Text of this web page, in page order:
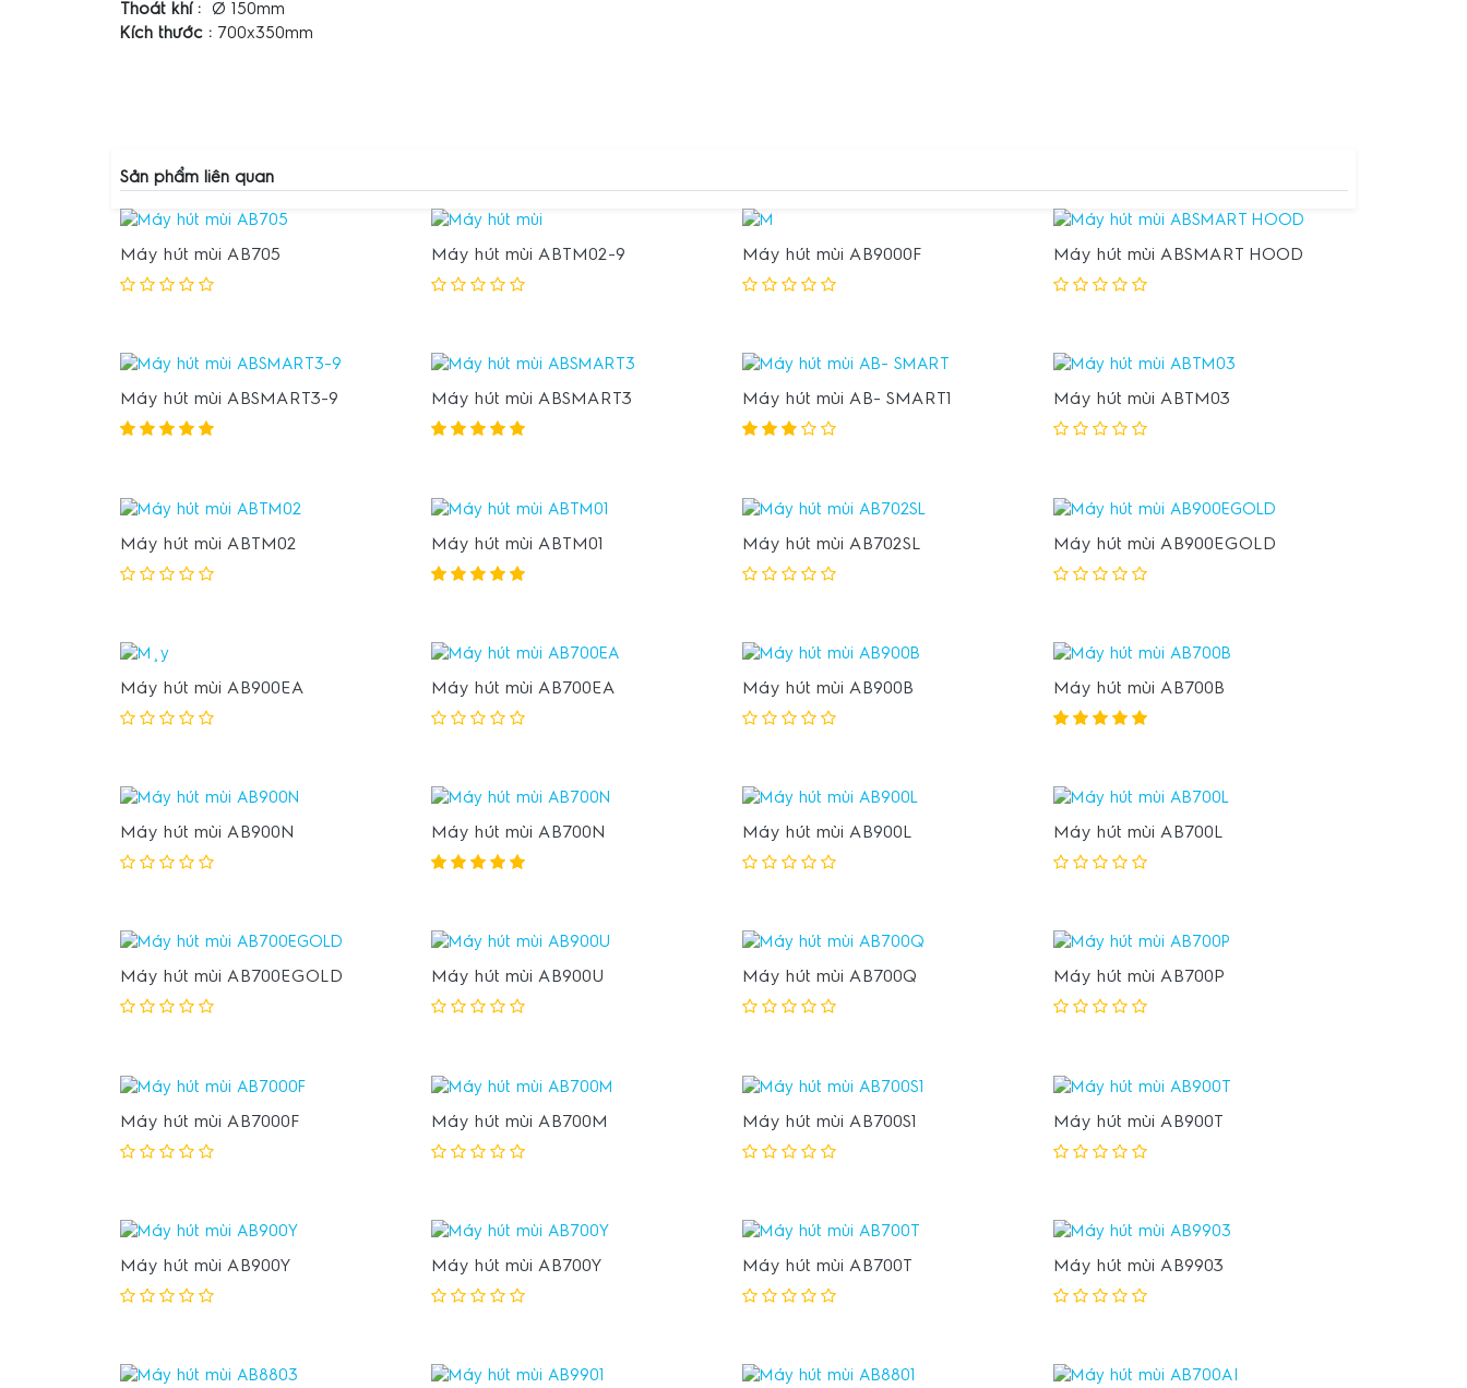
Thoát khí :Ø 150mm
Kích thước :700x350mm
Sản phẩm liên quan
Máy hút mùi AB705 Máy hút mùi ABTM02-9 Máy hút mùi AB9000F Máy hút mùi ABSMART HOOD
Máy hút mùi ABSMART3-9 Máy hút mùi ABSMART3 Máy hút mùi AB- SMART1 Máy hút mùi ABTM03
Máy hút mùi ABTM02 Máy hút mùi ABTM01 Máy hút mùi AB702SL Máy hút mùi AB900EGOLD
Máy hút mùi AB900EA Máy hút mùi AB700EA Máy hút mùi AB900B Máy hút mùi AB700B
Máy hút mùi AB900N Máy hút mùi AB700N Máy hút mùi AB900L Máy hút mùi AB700L
Máy hút mùi AB700EGOLD Máy hút mùi AB900U Máy hút mùi AB700Q Máy hút mùi AB700P
Máy hút mùi AB7000F Máy hút mùi AB700M Máy hút mùi AB700S1 Máy hút mùi AB900T
Máy hút mùi AB900Y Máy hút mùi AB700Y Máy hút mùi AB700T Máy hút mùi AB9903